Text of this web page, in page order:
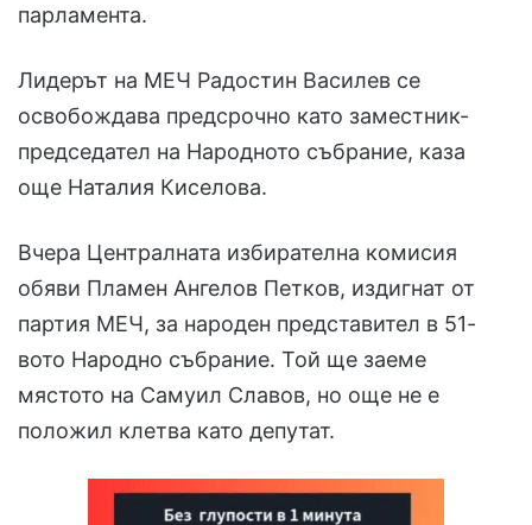
парламента.
Лидерът на МЕЧ Радостин Василев се
освобождава предсрочно като заместник-
председател на Народното събрание, каза
още Наталия Киселова.
Вчера Централната избирателна комисия
обяви Пламен Ангелов Петков, издигнат от
партия МЕЧ, за народен представител в 51-
вото Народно събрание. Той ще заеме
мястото на Самуил Славов, но още не е
положил клетва като депутат.